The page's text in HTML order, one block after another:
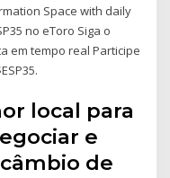
Space with daily
no eToro Siga o
em tempo real Participe
local para
e
de